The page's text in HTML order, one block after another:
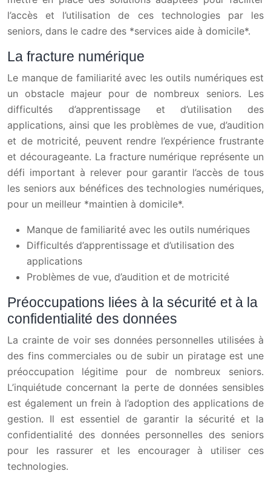
l’accès et l’utilisation de ces technologies par les
seniors, dans le cadre des *services aide à domicile*.
La fracture numérique
Le manque de familiarité avec les outils numériques est
un obstacle majeur pour de nombreux seniors. Les
difficultés d’apprentissage et d’utilisation des
applications, ainsi que les problèmes de vue, d’audition
et de motricité, peuvent rendre l’expérience frustrante
et décourageante. La fracture numérique représente un
défi important à relever pour garantir l’accès de tous
les seniors aux bénéfices des technologies numériques,
pour un meilleur *maintien à domicile*.
Manque de familiarité avec les outils numériques
Difficultés d’apprentissage et d’utilisation des
applications
Problèmes de vue, d’audition et de motricité
Préoccupations liées à la sécurité et à la
confidentialité des données
La crainte de voir ses données personnelles utilisées à
des fins commerciales ou de subir un piratage est une
préoccupation légitime pour de nombreux seniors.
L’inquiétude concernant la perte de données sensibles
est également un frein à l’adoption des applications de
gestion. Il est essentiel de garantir la sécurité et la
confidentialité des données personnelles des seniors
pour les rassurer et les encourager à utiliser ces
technologies.